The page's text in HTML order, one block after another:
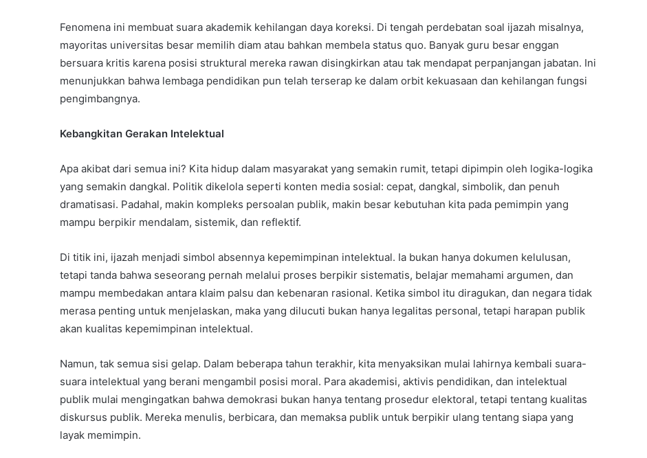
Fenomena ini membuat suara akademik kehilangan daya koreksi. Di tengah perdebatan soal ijazah misalnya,
mayoritas universitas besar memilih diam atau bahkan membela status quo. Banyak guru besar enggan
bersuara kritis karena posisi struktural mereka rawan disingkirkan atau tak mendapat perpanjangan jabatan. Ini
menunjukkan bahwa lembaga pendidikan pun telah terserap ke dalam orbit kekuasaan dan kehilangan fungsi
pengimbangnya.
Kebangkitan Gerakan Intelektual
Apa akibat dari semua ini? Kita hidup dalam masyarakat yang semakin rumit, tetapi dipimpin oleh logika-logika
yang semakin dangkal. Politik dikelola seperti konten media sosial: cepat, dangkal, simbolik, dan penuh
dramatisasi. Padahal, makin kompleks persoalan publik, makin besar kebutuhan kita pada pemimpin yang
mampu berpikir mendalam, sistemik, dan reflektif.
Di titik ini, ijazah menjadi simbol absennya kepemimpinan intelektual. Ia bukan hanya dokumen kelulusan,
tetapi tanda bahwa seseorang pernah melalui proses berpikir sistematis, belajar memahami argumen, dan
mampu membedakan antara klaim palsu dan kebenaran rasional. Ketika simbol itu diragukan, dan negara tidak
merasa penting untuk menjelaskan, maka yang dilucuti bukan hanya legalitas personal, tetapi harapan publik
akan kualitas kepemimpinan intelektual.
Namun, tak semua sisi gelap. Dalam beberapa tahun terakhir, kita menyaksikan mulai lahirnya kembali suara-
suara intelektual yang berani mengambil posisi moral. Para akademisi, aktivis pendidikan, dan intelektual
publik mulai mengingatkan bahwa demokrasi bukan hanya tentang prosedur elektoral, tetapi tentang kualitas
diskursus publik. Mereka menulis, berbicara, dan memaksa publik untuk berpikir ulang tentang siapa yang
layak memimpin.